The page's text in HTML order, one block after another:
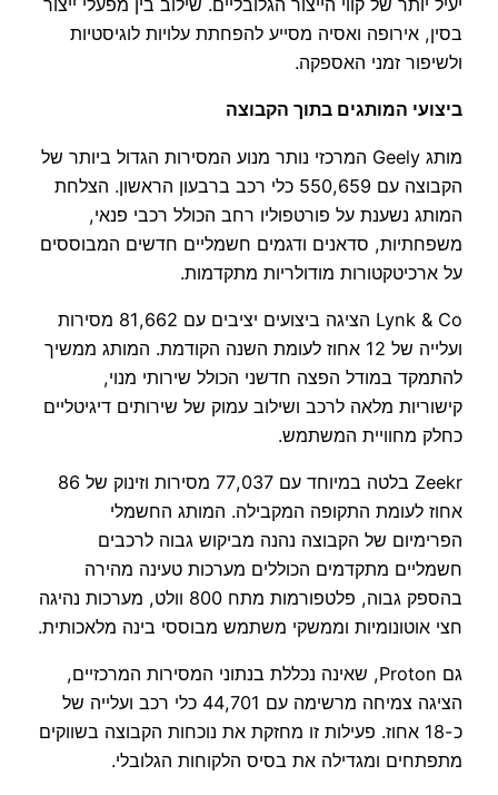
יעיל יותר של קווי הייצור הגלובליים. שילוב בין מפעלי ייצור
בסין, אירופה ואסיה מסייע להפחתת עלויות לוגיסטיות
ולשיפור זמני האספקה.
ביצועי המותגים בתוך הקבוצה
מותג Geely המרכזי נותר מנוע המסירות הגדול ביותר של
הקבוצה עם 550,659 כלי רכב ברבעון הראשון. הצלחת
המותג נשענת על פורטפוליו רחב הכולל רכבי פנאי,
משפחתיות, סדאנים ודגמים חשמליים חדשים המבוססים
על ארכיטקטורות מודולריות מתקדמות.
Lynk & Co הציגה ביצועים יציבים עם 81,662 מסירות
ועלייה של 12 אחוז לעומת השנה הקודמת. המותג ממשיך
להתמקד במודל הפצה חדשני הכולל שירותי מנוי,
קישוריות מלאה לרכב ושילוב עמוק של שירותים דיגיטליים
כחלק מחוויית המשתמש.
Zeekr בלטה במיוחד עם 77,037 מסירות וזינוק של 86
אחוז לעומת התקופה המקבילה. המותג החשמלי
הפרימיום של הקבוצה נהנה מביקוש גבוה לרכבים
חשמליים מתקדמים הכוללים מערכות טעינה מהירה
בהספק גבוה, פלטפורמות מתח 800 וולט, מערכות נהיגה
חצי אוטונומיות וממשקי משתמש מבוססי בינה מלאכותית.
גם Proton, שאינה נכללת בנתוני המסירות המרכזיים,
הציגה צמיחה מרשימה עם 44,701 כלי רכב ועלייה של
כ-18 אחוז. פעילות זו מחזקת את נוכחות הקבוצה בשווקים
מתפתחים ומגדילה את בסיס הלקוחות הגלובלי.